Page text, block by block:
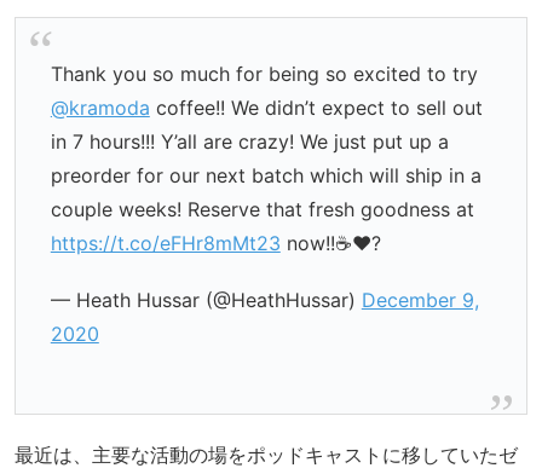
Thank you so much for being so excited to try
@kramoda coffee!! We didn’t expect to sell out
in 7 hours!!! Y’all are crazy! We just put up a
preorder for our next batch which will ship in a
couple weeks! Reserve that fresh goodness at
https://t.co/eFHr8mMt23 now!!☕️❤️?
— Heath Hussar (@HeathHussar) December 9,
2020
最近は、主要な活動の場をポッドキャストに移していたゼ